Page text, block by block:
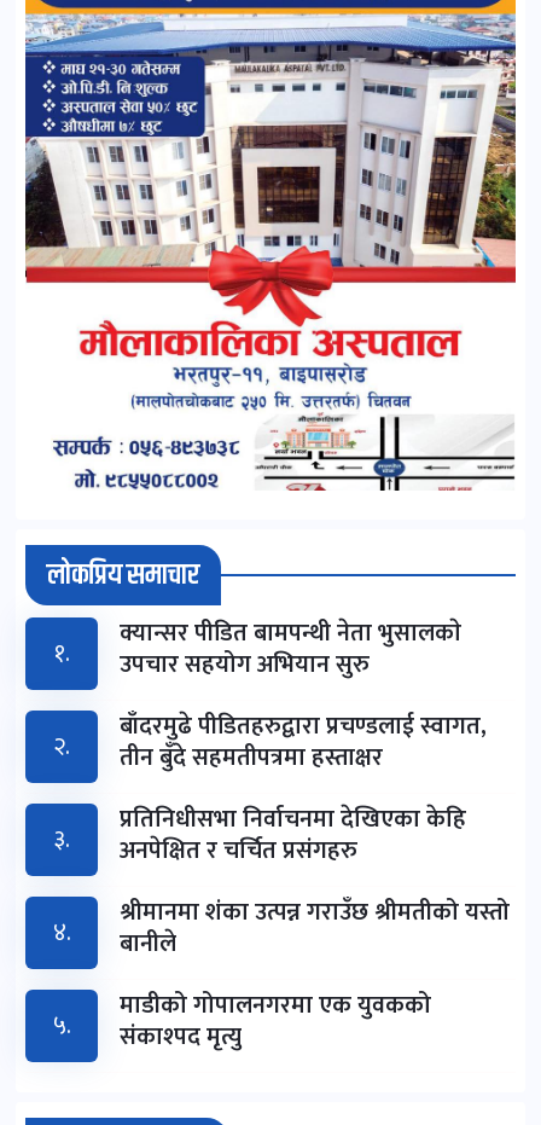
लोकप्रिय समाचार
१. क्यान्सर पीडित बामपन्थी नेता भुसालकाे
उपचार सहयोग अभियान सुरु
२.
बाँदरमुढे पीडितहरुद्वारा प्रचण्डलाई स्वागत,
तीन बुँदे सहमतीपत्रमा हस्ताक्षर
३.
प्रतिनिधीसभा निर्वाचनमा देखिएका केहि
अनपेक्षित र चर्चित प्रसंगहरु
४.
श्रीमानमा शंका उत्पन्न गराउँछ श्रीमतीको यस्तो
बानीले
५.
माडीको गोपालनगरमा एक युवकको
संकाश्पद मृत्यु